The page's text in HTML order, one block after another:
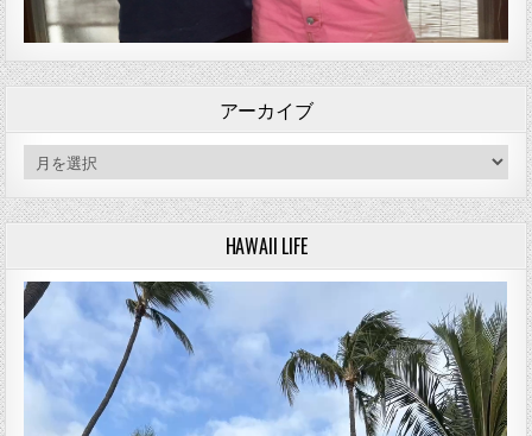
アーカイブ
アーカイブ
HAWAII LIFE